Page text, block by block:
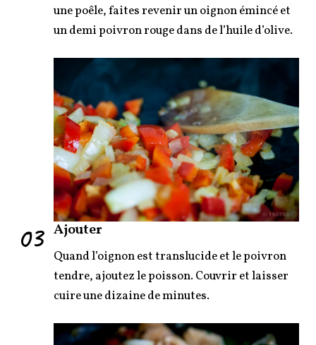
une poêle, faites revenir un oignon émincé et
un demi poivron rouge dans de l’huile d’olive.
03 Ajouter
Quand l’oignon est translucide et le poivron
tendre, ajoutez le poisson. Couvrir et laisser
cuire une dizaine de minutes.